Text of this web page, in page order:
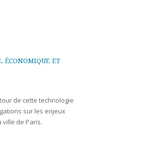
et
de cette technologie
sur les enjeux
de Paris.